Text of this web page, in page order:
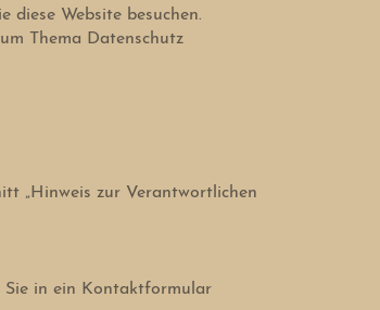
diese Website besuchen.
Thema Datenschutz
„Hinweis zur Verantwortlichen
Sie in ein Kontaktformular